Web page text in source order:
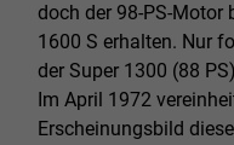
doch der 98-PS-Motor
1600 S erhalten. Nur
der Super 1300 (88
Im April 1972
Erscheinungsbild